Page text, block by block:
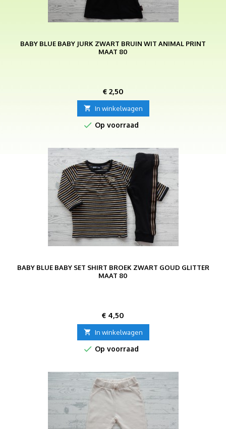
BABY BLUE BABY JURK ZWART BRUIN WIT ANIMAL PRINT
MAAT 80
Prijs
€ 2,50
 In winkelwagen
 Op voorraad
BABY BLUE BABY SET SHIRT BROEK ZWART GOUD GLITTER
MAAT 80
Prijs
€ 4,50
 In winkelwagen
 Op voorraad